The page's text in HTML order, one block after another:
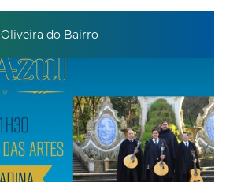
Oliveira do Bairro